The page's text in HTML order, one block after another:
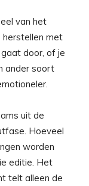
van het
herstellen met
door, of je
ander soort
uit de
Hoeveel
worden
editie. Het
telt alleen de